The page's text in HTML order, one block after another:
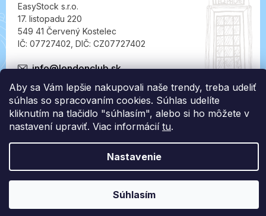
Aby sa Vám lepšie nakupovali naše trendy, treba udeliť
súhlas so spracovaním cookies. Súhlas udelíte
kliknutím na tlačidlo "súhlasím", alebo si ho môžete v
nastavení upraviť. Viac informácií tu.
Nastavenie
Súhlasím
EasyStock s.r.o.
17. listopadu 220
549 41 Červený Kostelec
IČ: 07727402, DIČ: CZ07727402
info@londonclub.sk
Vytvoril Shoptet Premium
LondonClub.sk. Všetky práva vyhradené.